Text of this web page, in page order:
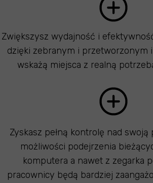
Zyskasz pełną kontrolę nad
możliwości podejrzenia
komputera a nawet z zegarka
pracownicy będą bardziej
Zwiększysz wydajność i
dzięki zebranym i przetworzonym
wskażą miejsca z realną